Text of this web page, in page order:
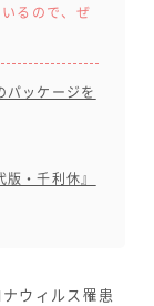
るので、ぜ
ッケージを
・千利休』
ウィルス罹患